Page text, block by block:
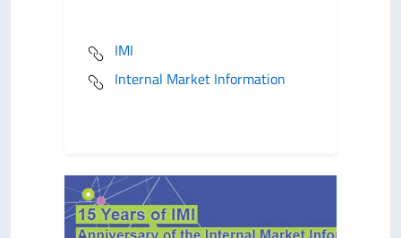
IMI
Internal Market Information